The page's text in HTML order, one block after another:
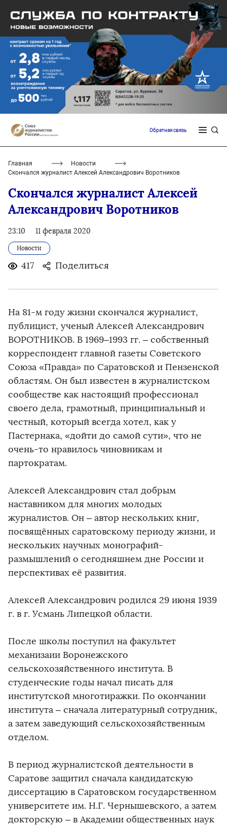
Обратная связь
Главная
Новости
Скончался журналист Алексей Александрович Воротников
Скончался журналист Алексей
Александрович Воротников
23:10 11 февраля 2020
Новости
417 Поделиться
На 81-м году жизни скончался журналист,
публицист, ученый Алексей Александрович
ВОРОТНИКОВ. В 1969–1993 гг. – собственный
корреспондент главной газеты Советского
Союза «Правда» по Саратовской и Пензенской
областям. Он был известен в журналистском
сообществе как настоящий профессионал
своего дела, грамотный, принципиальный и
честный, который всегда хотел, как у
Пастернака, «дойти до самой сути», что не
очень-то нравилось чиновникам и
партократам.
Алексей Александрович стал добрым
наставником для многих молодых
журналистов. Он – автор нескольких книг,
посвящённых саратовскому периоду жизни, и
нескольких научных монографий-
размышлений о сегодняшнем дне России и
перспективах её развития.
Алексей Александрович родился 29 июня 1939
г. в г. Усмань Липецкой области.
После школы поступил на факультет
механизаии Воронежского
сельскохозяйственного института. В
студенческие годы начал писать для
институтской многотиражки. По окончании
института – сначала литературный сотрудник,
а затем заведующий сельскохозяйственным
отделом.
В период журналистской деятельности в
Саратове защитил сначала кандидатскую
диссертацию в Саратовском государственном
университете им. Н.Г. Чернышевского, а затем
докторскую – в Академии общественных наук